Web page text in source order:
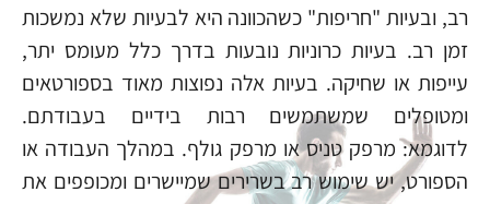
רב, ובעיות "חריפות" כשהכוונה היא לבעיות שלא נמשכות
זמן רב. בעיות כרוניות נובעות בדרך כלל מעומס יתר,
עייפות או שחיקה. בעיות אלה נפוצות מאוד בספורטאים
ומטופלים שמשתמשים רבות בידיים בעבודתם.
לדוגמא:מרפק טניסאו מרפק גולף. במהלך העבודה או
הספורט, יש שימוש רב בשרירים שמיישרים ומכופפים את